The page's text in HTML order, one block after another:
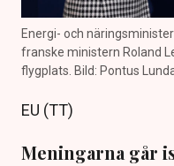
Energi- och
franske ministern Roland
flygplats. Bild: Pontus
EU (TT)
Meningarna går